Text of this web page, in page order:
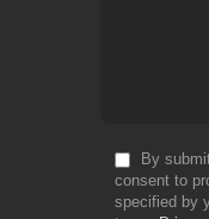
By
consent to
specified by